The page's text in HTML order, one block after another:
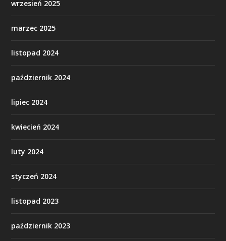
wrzesień 2025
marzec 2025
listopad 2024
październik 2024
lipiec 2024
kwiecień 2024
luty 2024
styczeń 2024
listopad 2023
październik 2023